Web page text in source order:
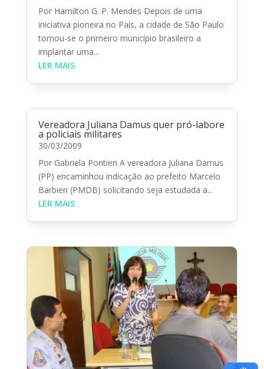
Por Hamilton G. P. Mendes Depois de uma
iniciativa pioneira no País, a cidade de São Paulo
tornou-se o primeiro município brasileiro a
implantar uma...
LER MAIS
Vereadora Juliana Damus quer pró-labore
a policiais militares
30/03/2009
Por Gabriela Pontieri A vereadora Juliana Damus
(PP) encaminhou indicação ao prefeito Marcelo
Barbieri (PMDB) solicitando seja estudada a...
LER MAIS